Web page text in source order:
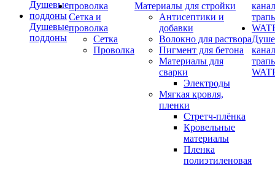
Душевые
поддоны
Сетка и
проволка
Сетка
Проволка
Материалы для стройки
Антисептики и
добавки
Волокно для раствора
Пигмент для бетона
Материалы для
сварки
Электроды
Мягкая кровля,
пленки
Стретч-плёнка
Кровельные
материалы
Пленка
полиэтиленовая